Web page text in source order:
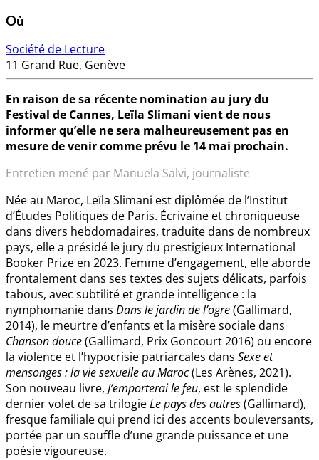
Où
Société de Lecture
11 Grand Rue, Genève
En raison de sa récente nomination au jury du
Festival de Cannes, Leïla Slimani vient de nous
informer qu’elle ne sera malheureusement pas en
mesure de venir comme prévu le 14 mai prochain.
Entretien mené par Manuela Salvi, journaliste
Née au Maroc, Leïla Slimani est diplômée de l’Institut
d’Études Politiques de Paris. Écrivaine et chroniqueuse
dans divers hebdomadaires, traduite dans de nombreux
pays, elle a présidé le jury du prestigieux International
Booker Prize en 2023. Femme d’engagement, elle aborde
frontalement dans ses textes des sujets délicats, parfois
tabous, avec subtilité et grande intelligence : la
nymphomanie dans Dans le jardin de l’ogre(Gallimard,
2014), le meurtre d’enfants et la misère sociale dans
Chanson douce(Gallimard, Prix Goncourt 2016) ou encore
la violence et l’hypocrisie patriarcales dans Sexe et
mensonges : la vie sexuelle au Maroc(Les Arènes, 2021).
Son nouveau livre, J’emporterai le feu, est le splendide
dernier volet de sa trilogieLe pays des autres(Gallimard),
fresque familiale qui prend ici des accents bouleversants,
portée par un souffle d’une grande puissance et une
poésie vigoureuse.